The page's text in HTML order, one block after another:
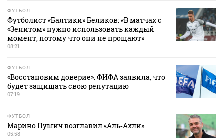
ФУТБОЛ
Футболист «Балтики» Беликов: «В матчах с
«Зенитом» нужно использовать каждый
момент, потому что они не прощают»
08:21
ФУТБОЛ
«Восстановим доверие». ФИФА заявила, что
будет защищать свою репутацию
07:19
ФУТБОЛ
Марино Пушич возглавил «Аль‑Ахли»
05:58